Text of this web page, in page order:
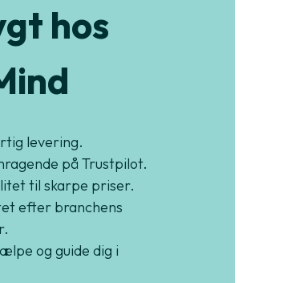
hos
levering.
på Trustpilot.
til skarpe priser.
efter branchens
og guide dig i